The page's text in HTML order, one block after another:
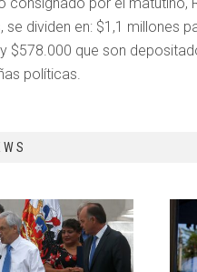
se dividen en: $1,1 millones
$578.000 que son
políticas.